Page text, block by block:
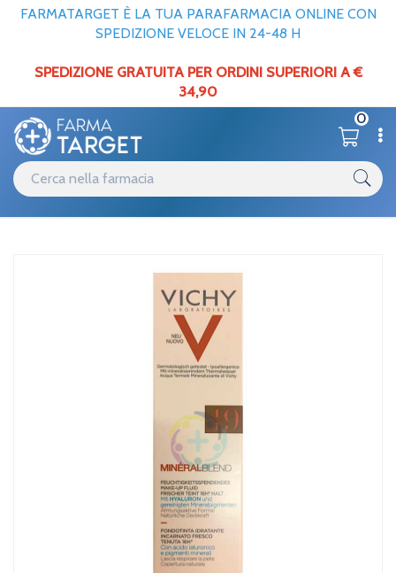
FARMATARGET È LA TUA PARAFARMACIA ONLINE CON
SPEDIZIONE VELOCE IN 24-48 H
SPEDIZIONE GRATUITA PER ORDINI SUPERIORI A €
34,90
0
Trucco
Vichy Make-up Linea Mineralblend Fondotinta Idratante Fluido 30
ml 11 Granite